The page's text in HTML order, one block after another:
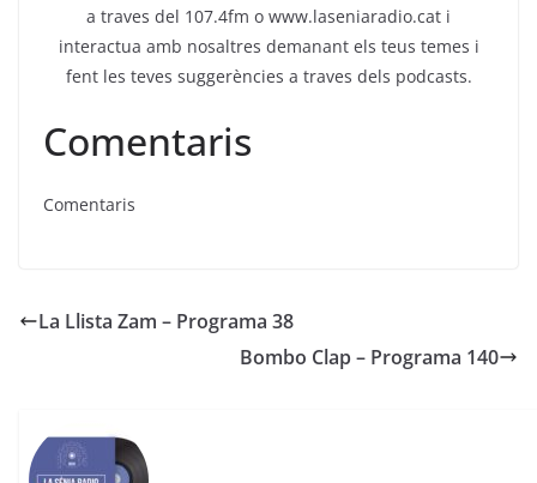
a traves del 107.4fm o www.laseniaradio.cat i
interactua amb nosaltres demanant els teus temes i
fent les teves suggerències a traves dels podcasts.
Comentaris
Comentaris
La Llista Zam – Programa 38
Bombo Clap – Programa 140